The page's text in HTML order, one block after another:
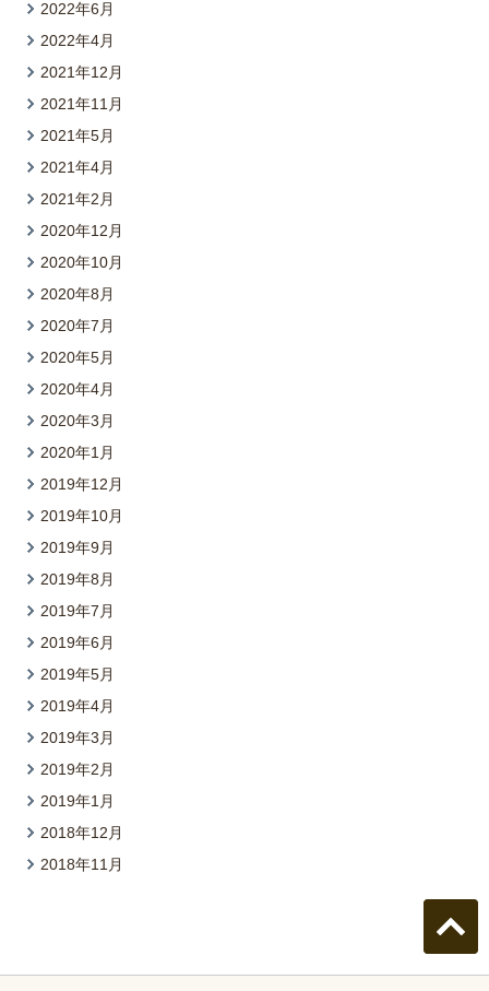
2022年6月
2022年4月
2021年12月
2021年11月
2021年5月
2021年4月
2021年2月
2020年12月
2020年10月
2020年8月
2020年7月
2020年5月
2020年4月
2020年3月
2020年1月
2019年12月
2019年10月
2019年9月
2019年8月
2019年7月
2019年6月
2019年5月
2019年4月
2019年3月
2019年2月
2019年1月
2018年12月
2018年11月